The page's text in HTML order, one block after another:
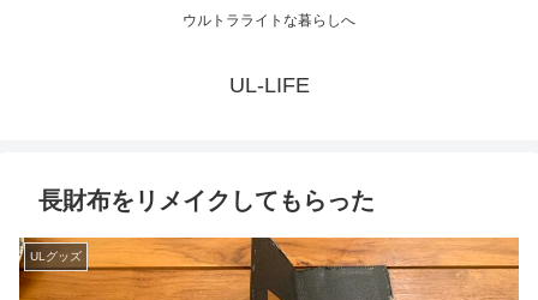
ウルトラライトな暮らしへ
UL-LIFE
長財布をリメイクしてもらった
ULグッズ